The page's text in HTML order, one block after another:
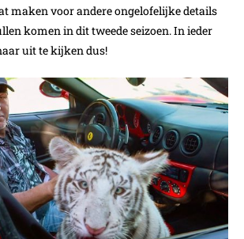
maken voor andere ongelofelijke details
komen in dit tweede seizoen. In ieder
uit te kijken dus!